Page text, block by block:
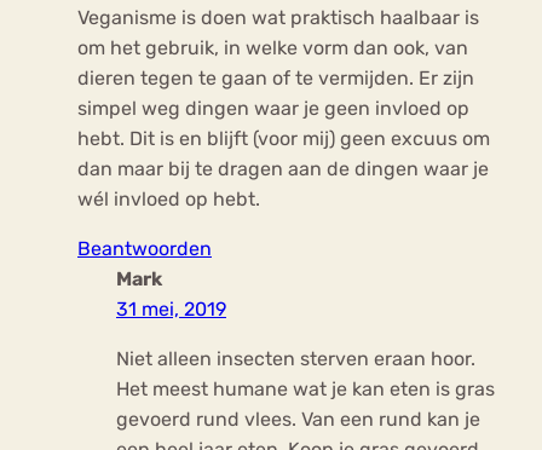
Veganisme is doen wat praktisch haalbaar is
om het gebruik, in welke vorm dan ook, van
dieren tegen te gaan of te vermijden. Er zijn
simpel weg dingen waar je geen invloed op
hebt. Dit is en blijft (voor mij) geen excuus om
dan maar bij te dragen aan de dingen waar je
wél invloed op hebt.
Beantwoorden
Mark
31 mei, 2019
Niet alleen insecten sterven eraan hoor.
Het meest humane wat je kan eten is gras
gevoerd rund vlees. Van een rund kan je